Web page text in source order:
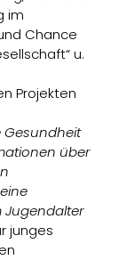
im
Chance
u.
Projekten
Gesundheit
über
Jugendalter
junges